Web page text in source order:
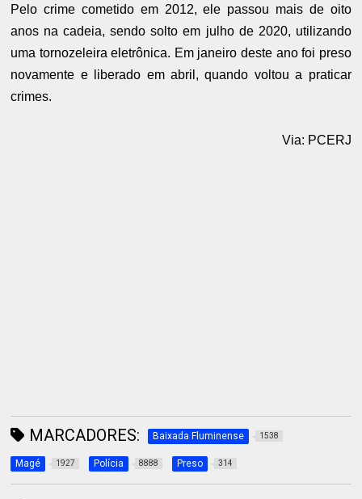
Pelo crime cometido em 2012, ele passou mais de oito
anos na cadeia, sendo solto em julho de 2020, utilizando
uma tornozeleira eletrônica. Em janeiro deste ano foi preso
novamente e liberado em abril, quando voltou a praticar
crimes.
Via: PCERJ
MARCADORES: Baixada Fluminense 1538
Magé 1927 Polícia 8888 Preso 314